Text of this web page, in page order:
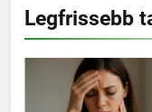
Legfrissebb